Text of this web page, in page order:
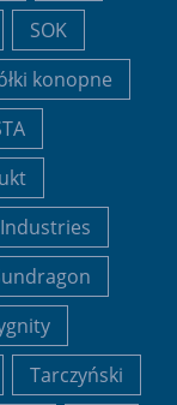
SOK
konopne
Tarczyński